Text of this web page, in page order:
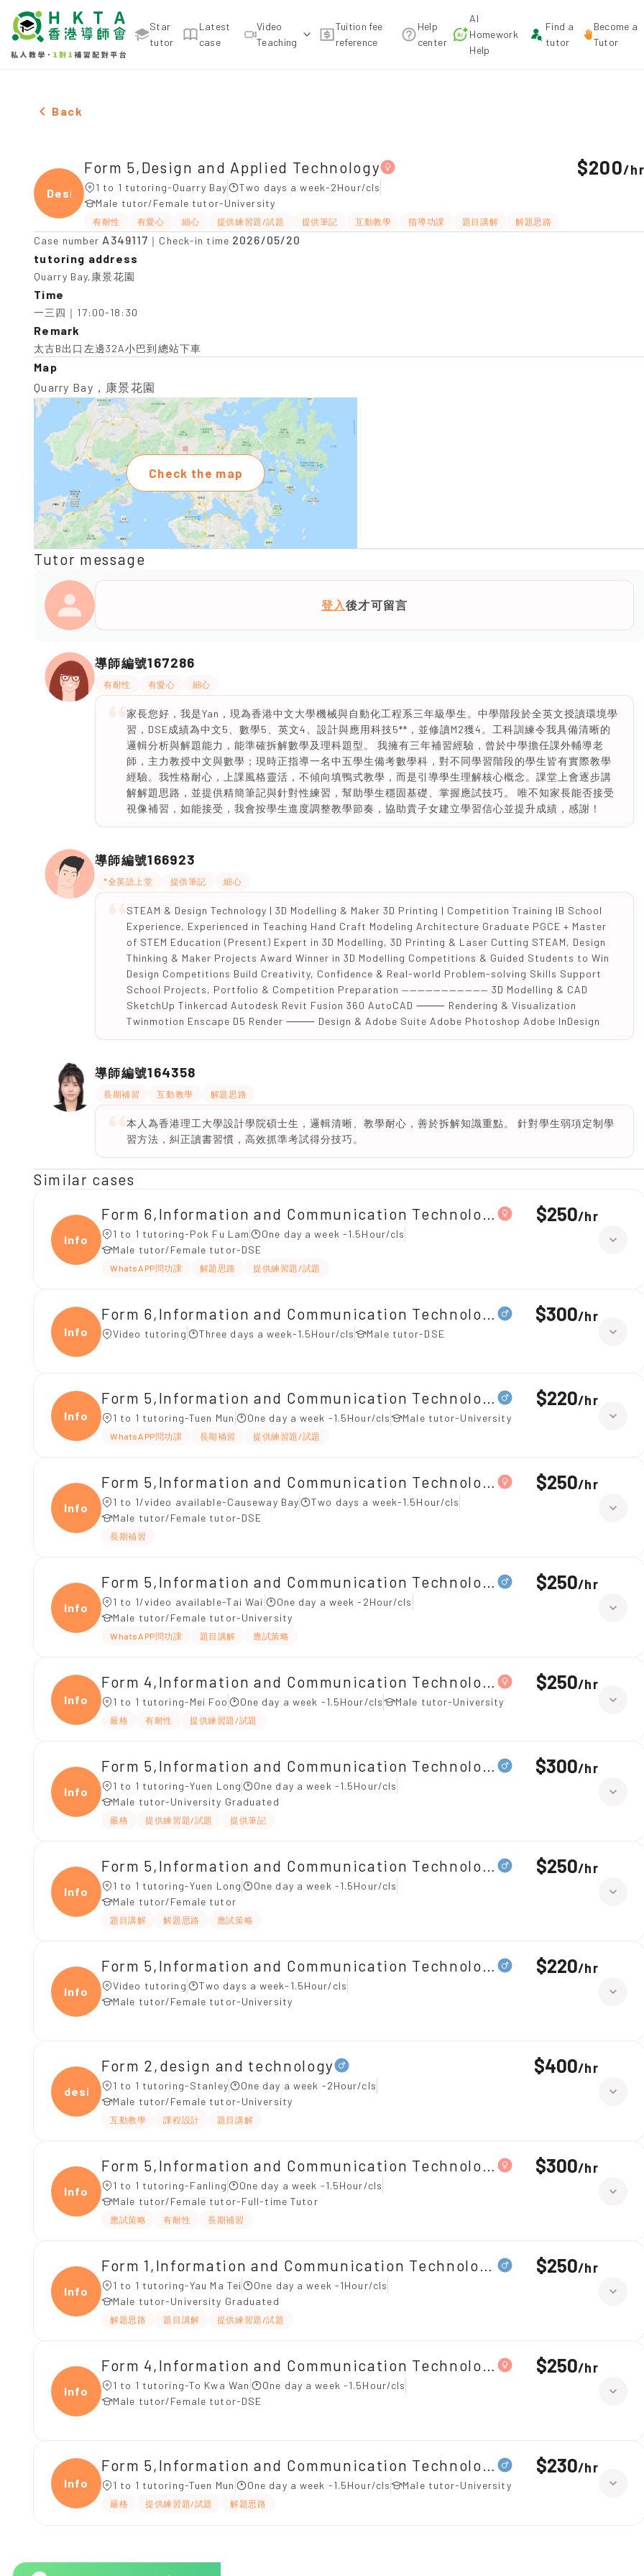
Star
tutor
Latest
case
Video
Teaching
Tuition fee
reference
Help
center
AI
Homework
Help
Find a
tutor
Become a
Tutor
Female Form 5,Design and Applied Technology，Quarry Bay Tuition recommendation
Back
Desig
Form 5,Design and Applied Technology
1 to 1 tutoring-Quarry Bay
Two days a week-2Hour/cls
Male tutor/Female tutor-University
有耐性 有愛心 細心 提供練習題/試題 提供筆記 互動教學 指導功課 題目講解 解題思路
$200/hr
Case number A349117 ｜Check-in time 2026/05/20
tutoring address
Quarry Bay,康景花園
Time
一三四｜17:00-18:30
Remark
太古B出口左邊32A小巴到總站下車
Map
Quarry Bay，康景花園
Check the map
Tutor message
登入後才可留言
導師編號167286
有耐性 有愛心 細心
家長您好，我是Yan，現為香港中文大學機械與自動化工程系三年級學生。中學階段於全英文授讀環境學
習，DSE成績為中文5、數學5、英文4、設計與應用科技5**，並修讀M2獲4。工科訓練令我具備清晰的
邏輯分析與解題能力，能準確拆解數學及理科題型。 我擁有三年補習經驗，曾於中學擔任課外輔導老
師，主力教授中文與數學；現時正指導一名中五學生備考數學科，對不同學習階段的學生皆有實際教學
經驗。我性格耐心，上課風格靈活，不傾向填鴨式教學，而是引導學生理解核心概念。課堂上會逐步講
解解題思路，並提供精簡筆記與針對性練習，幫助學生穩固基礎、掌握應試技巧。 唯不知家長能否接受
視像補習，如能接受，我會按學生進度調整教學節奏，協助貴子女建立學習信心並提升成績，感謝！
導師編號166923
*全英語上堂 提供筆記 細心
STEAM & Design Technology | 3D Modelling & Maker 3D Printing | Competition Training IB School
Experience, Experienced in Teaching Hand Craft Modeling Architecture Graduate PGCE + Master
of STEM Education (Present) Expert in 3D Modelling, 3D Printing & Laser Cutting STEAM, Design
Thinking & Maker Projects Award Winner in 3D Modelling Competitions & Guided Students to Win
Design Competitions Build Creativity, Confidence & Real-world Problem-solving Skills Support
School Projects, Portfolio & Competition Preparation ——————————— 3D Modelling & CAD
SketchUp Tinkercad Autodesk Revit Fusion 360 AutoCAD ⸻ Rendering & Visualization
Twinmotion Enscape D5 Render ⸻ Design & Adobe Suite Adobe Photoshop Adobe InDesign
導師編號164358
長期補習 互動教學 解題思路
本人為香港理工大學設計學院碩士生，邏輯清晰、教學耐心，善於拆解知識重點。 針對學生弱項定制學
習方法，糾正讀書習慣，高效抓準考試得分技巧。
Similar cases
Infor
Form 6,Information and Communication Technology（ICT）
1 to 1 tutoring-Pok Fu Lam
One day a week -1.5Hour/cls
Male tutor/Female tutor-DSE
WhatsAPP問功課 解題思路 提供練習題/試題
$250/hr
Infor
Form 6,Information and Communication Technology（ICT）、Maths （
Video tutoring Three days a week-1.5Hour/cls Male tutor-DSE
$300/hr
Infor
Form 5,Information and Communication Technology（ICT）
1 to 1 tutoring-Tuen Mun One day a week -1.5Hour/cls Male tutor-University
WhatsAPP問功課 長期補習 提供練習題/試題
$220/hr
Infor
Form 5,Information and Communication Technology（ICT）
1 to 1/video available-Causeway Bay
Two days a week-1.5Hour/cls
Male tutor/Female tutor-DSE
長期補習
$250/hr
Infor
Form 5,Information and Communication Technology（ICT）
1 to 1/video available-Tai Wai
One day a week -2Hour/cls
Male tutor/Female tutor-University
WhatsAPP問功課 題目講解 應試策略
$250/hr
Infor
Form 4,Information and Communication Technology（ICT）
1 to 1 tutoring-Mei Foo One day a week -1.5Hour/cls Male tutor-University
嚴格 有耐性 提供練習題/試題
$250/hr
Infor
Form 5,Information and Communication Technology（ICT）
1 to 1 tutoring-Yuen Long
One day a week -1.5Hour/cls
Male tutor-University Graduated
嚴格 提供練習題/試題 提供筆記
$300/hr
Infor
Form 5,Information and Communication Technology（ICT）
1 to 1 tutoring-Yuen Long
One day a week -1.5Hour/cls
Male tutor/Female tutor
題目講解 解題思路 應試策略
$250/hr
Infor
Form 5,Information and Communication Technology（ICT）
Video tutoring
Two days a week-1.5Hour/cls
Male tutor/Female tutor-University
$220/hr
desig
Form 2,design and technology
1 to 1 tutoring-Stanley
One day a week -2Hour/cls
Male tutor/Female tutor-University
互動教學 課程設計 題目講解
$400/hr
Infor
Form 5,Information and Communication Technology（ICT）
1 to 1 tutoring-Fanling
One day a week -1.5Hour/cls
Male tutor/Female tutor-Full-time Tutor
應試策略 有耐性 長期補習
$300/hr
Infor
Form 1,Information and Communication Technology（ICT）
1 to 1 tutoring-Yau Ma Tei
One day a week -1Hour/cls
Male tutor-University Graduated
解題思路 題目講解 提供練習題/試題
$250/hr
Infor
Form 4,Information and Communication Technology（ICT）
1 to 1 tutoring-To Kwa Wan
One day a week -1.5Hour/cls
Male tutor/Female tutor-DSE
$250/hr
Infor
Form 5,Information and Communication Technology（ICT）
1 to 1 tutoring-Tuen Mun One day a week -1.5Hour/cls Male tutor-University
嚴格 提供練習題/試題 解題思路
$230/hr